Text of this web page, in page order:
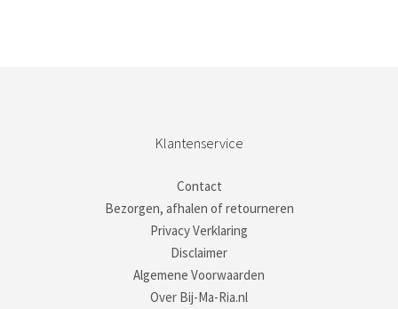
Klantenservice
Contact
Bezorgen, afhalen of retourneren
Privacy Verklaring
Disclaimer
Algemene Voorwaarden
Over Bij-Ma-Ria.nl